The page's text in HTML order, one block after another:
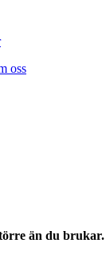
oss
än du